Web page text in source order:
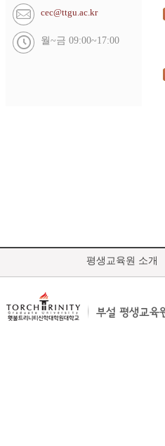
cec@ttgu.ac.kr
월~금 09:00~17:00
평생교육원 소개